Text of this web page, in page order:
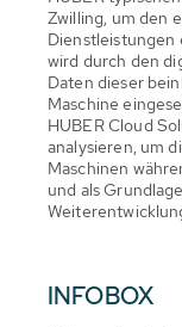
Zwilling, um den
Dienstleistungen
wird durch den
Daten dieser
Maschine
HUBER Cloud
analysieren, um
Maschinen
und als
INFOBOX